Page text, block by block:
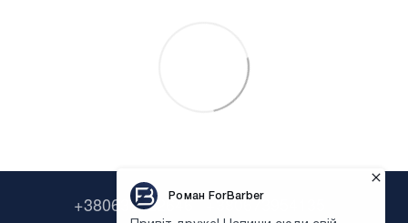
+380638322646 +380673954135